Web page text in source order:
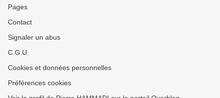
Pages
Contact
Signaler un abus
C.G.U.
Cookies et données personnelles
Préférences cookies